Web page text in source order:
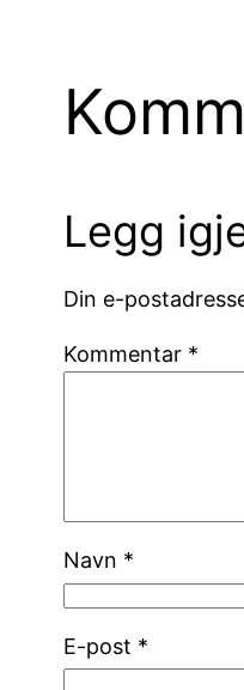
Legg
Din e-
Kommentar *
Navn *
E-post *